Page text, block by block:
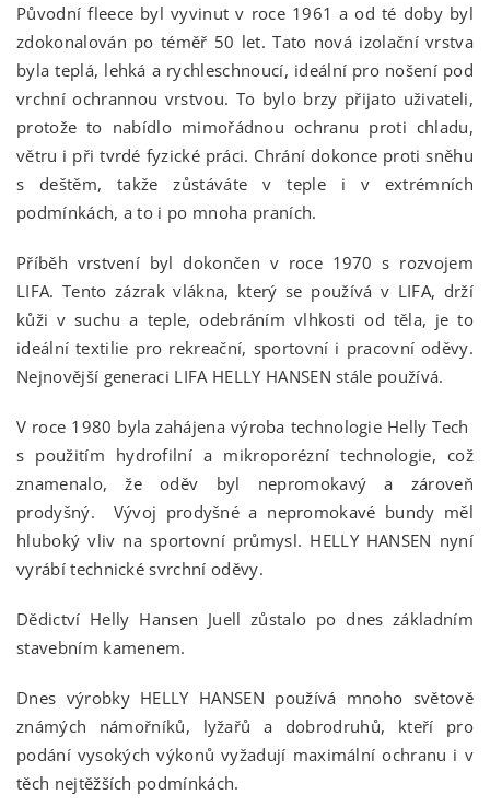
Původní fleece byl vyvinut v roce 1961 a od té doby byl
zdokonalován po téměř 50 let. Tato nová izolační vrstva
byla teplá, lehká a rychleschnoucí, ideální pro nošení pod
vrchní ochrannou vrstvou. To bylo brzy přijato uživateli,
protože to nabídlo mimořádnou ochranu proti chladu,
větru i při tvrdé fyzické práci. Chrání dokonce proti sněhu
s deštěm, takže zůstáváte v teple i v extrémních
podmínkách, a to i po mnoha praních.
Příběh vrstvení byl dokončen v roce 1970 s rozvojem
LIFA. Tento zázrak vlákna, který se používá v LIFA, drží
kůži v suchu a teple, odebráním vlhkosti od těla, je to
ideální textilie pro rekreační, sportovní i pracovní oděvy.
Nejnovější generaci LIFA HELLY HANSEN stále používá.
V roce 1980 byla zahájena výroba technologie Helly Tech
s použitím hydrofilní a mikroporézní technologie, což
znamenalo, že oděv byl nepromokavý a zároveň
prodyšný. Vývoj prodyšné a nepromokavé bundy měl
hluboký vliv na sportovní průmysl. HELLY HANSEN nyní
vyrábí technické svrchní oděvy.
Dědictví Helly Hansen Juell zůstalo po dnes základním
stavebním kamenem.
Dnes výrobky HELLY HANSEN používá mnoho světově
známých námořníků, lyžařů a dobrodruhů, kteří pro
podání vysokých výkonů vyžadují maximální ochranu i v
těch nejtěžších podmínkách.